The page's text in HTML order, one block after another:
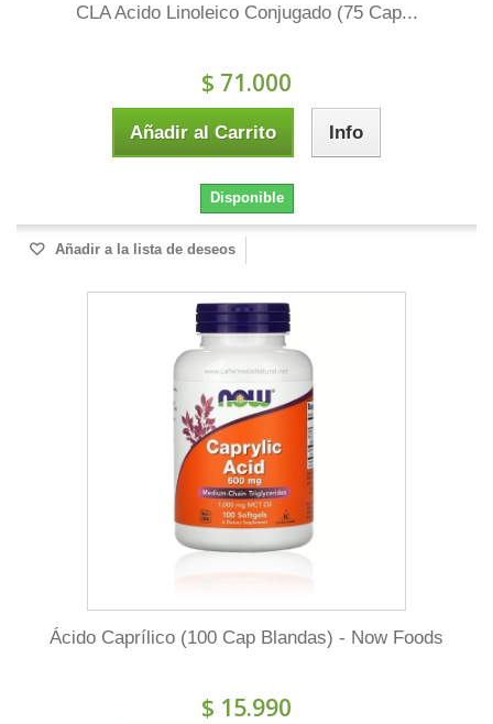
CLA Acido Linoleico Conjugado (75 Cap...
$ 71.000
Añadir al Carrito Info
Disponible
Añadir a la lista de deseos
Ácido Caprílico (100 Cap Blandas) - Now Foods
$ 15.990